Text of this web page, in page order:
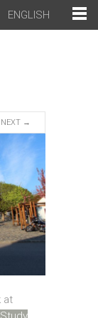
ENGLISH
NEXT →
at